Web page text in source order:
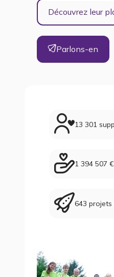
Découvrez leur
Parlons-en
13 301
1 394 507
643 projets